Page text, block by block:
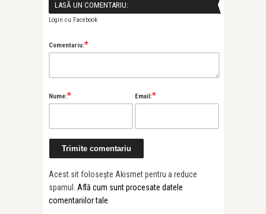
LASĂ UN COMENTARIU:
Login cu Facebook
Comentariu:*
Nume:* Email:*
Acest sit folosește Akismet pentru a reduce
spamul. Află cum sunt procesate datele
comentariilor tale.